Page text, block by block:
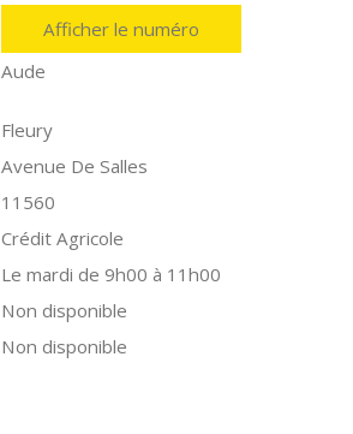
Afficher le numéro
Aude
Fleury
Avenue De Salles
11560
Crédit Agricole
Le mardi de 9h00 à 11h00
Non disponible
Non disponible